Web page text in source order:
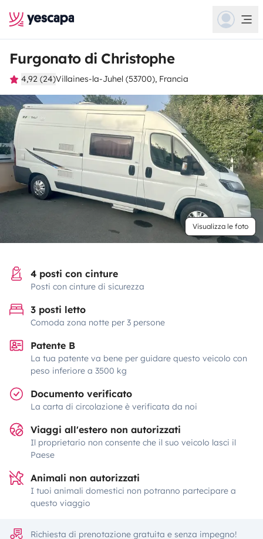
Furgonato di Christophe
4,92 (24)Villaines-la-Juhel (53700), Francia
Visualizza le foto
4 posti con cinture
Posti con cinture di sicurezza
3 posti letto
Comoda zona notte per 3 persone
Patente B
La tua patente va bene per guidare questo veicolo con
peso inferiore a 3500 kg
Documento verificato
La carta di circolazione è verificata da noi
Viaggi all'estero non autorizzati
Il proprietario non consente che il suo veicolo lasci il
Paese
Animali non autorizzati
I tuoi animali domestici non potranno partecipare a
questo viaggio
Richiesta di prenotazione gratuita e senza impegno!